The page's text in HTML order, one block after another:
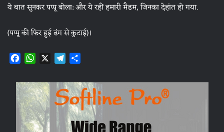
ये बात सुनकर पप्पू बोला: और ये रहीं हमारी मैडम, जिनका देहांत हो गया.
(पप्पू की फिर हुई ढंग से कुटाई)।
F
c
e
b
o
o
W
a
t
s
A
p
X T
l
e
g
r
a
a
r
e